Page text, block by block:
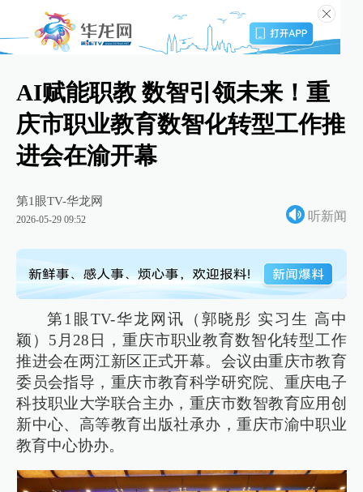
AI赋能职教 数智引领未来！重
庆市职业教育数智化转型工作推
进会在渝开幕
第1眼TV-华龙网
2026-05-29 09:52 听新闻
第1眼TV-华龙网讯（郭晓彤 实习生 高中
颖）5月28日，重庆市职业教育数智化转型工作
推进会在两江新区正式开幕。会议由重庆市教育
委员会指导，重庆市教育科学研究院、重庆电子
科技职业大学联合主办，重庆市数智教育应用创
新中心、高等教育出版社承办，重庆市渝中职业
教育中心协办。